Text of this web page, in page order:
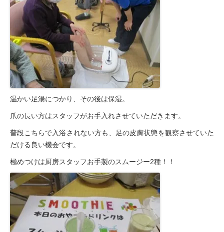
温かい足湯につかり、その後は保湿。
爪の長い方はスタッフがお手入れさせていただきます。
普段こちらで入浴されない方も、足の皮膚状態を観察させていた
だける良い機会です。
極めつけは厨房スタッフお手製のスムージー2種！！